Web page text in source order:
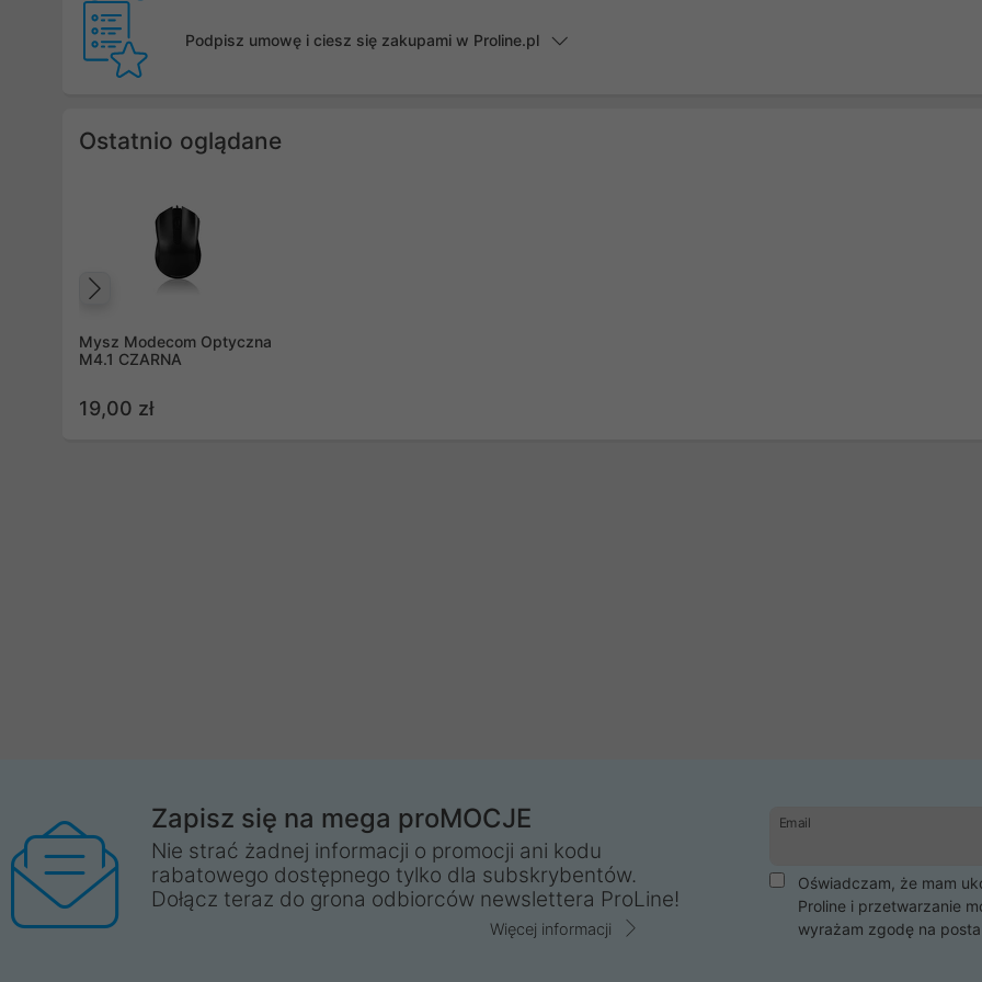
Podpisz umowę i ciesz się zakupami w Proline.pl
Ostatnio oglądane
Mysz Modecom Optyczna
M4.1 CZARNA
19,00 zł
Zapisz się na mega proMOCJE
Nie strać żadnej informacji o promocji ani kodu
rabatowego dostępnego tylko dla subskrybentów.
Dołącz teraz do grona odbiorców newslettera ProLine!
Więcej informacji
Email
Oświadczam, że mam
Proline i przetwarzanie
wyrażam zgodę na